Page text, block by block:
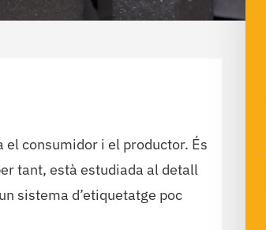
el consumidor i el productor. És
tant, està estudiada al detall
sistema d’etiquetatge poc